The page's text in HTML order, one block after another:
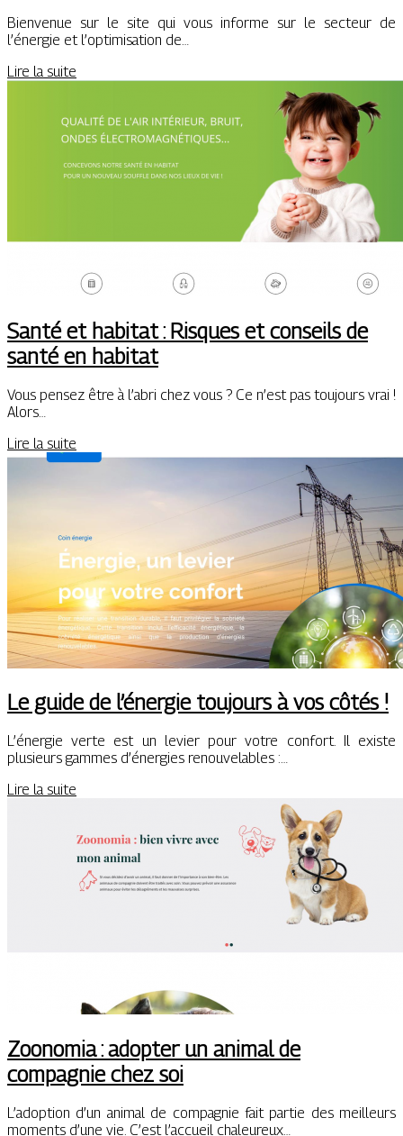
Bienvenue sur le site qui vous informe sur le secteur de
l’énergie et l’optimisation de…
Lire la suite
Santé et habitat : Risques et conseils de
santé en habitat
Vous pensez être à l’abri chez vous ? Ce n’est pas toujours vrai !
Alors…
Lire la suite
Le guide de l’énergie toujours à vos côtés !
L’énergie verte est un levier pour votre confort. Il existe
plusieurs gammes d’énergies renouvelables :…
Lire la suite
Zoonomia : adopter un animal de
compagnie chez soi
L’adoption d’un animal de compagnie fait partie des meilleurs
moments d’une vie. C’est l’accueil chaleureux…